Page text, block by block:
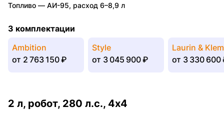
Топливо — АИ-95, расход 6–8,9 л
3 комплектации
Ambition
от 2 763 150 ₽
Style
от 3 045 900 ₽
Laurin &
от 3 330 600
2 л, робот, 280 л.с., 4x4